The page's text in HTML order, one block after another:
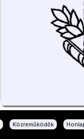
Közreműködők